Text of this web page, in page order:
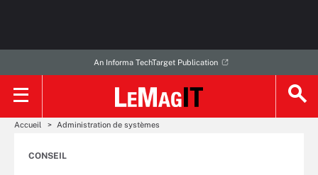
An Informa TechTarget Publication
Accueil Administration de systèmes
CONSEIL